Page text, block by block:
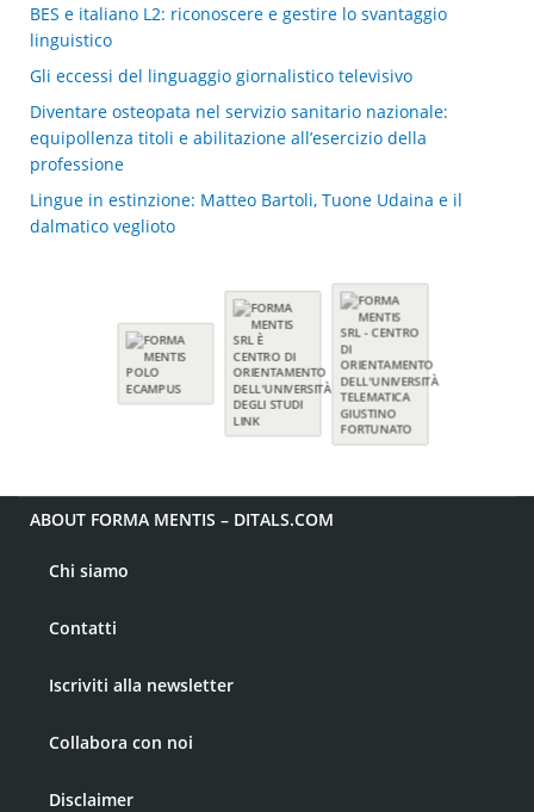
BES e italiano L2: riconoscere e gestire lo svantaggio
linguistico
Gli eccessi del linguaggio giornalistico televisivo
Diventare osteopata nel servizio sanitario nazionale:
equipollenza titoli e abilitazione all’esercizio della
professione
Lingue in estinzione: Matteo Bartoli, Tuone Udaina e il
dalmatico veglioto
ABOUT FORMA MENTIS – DITALS.COM
Chi siamo
Contatti
Iscriviti alla newsletter
Collabora con noi
Disclaimer